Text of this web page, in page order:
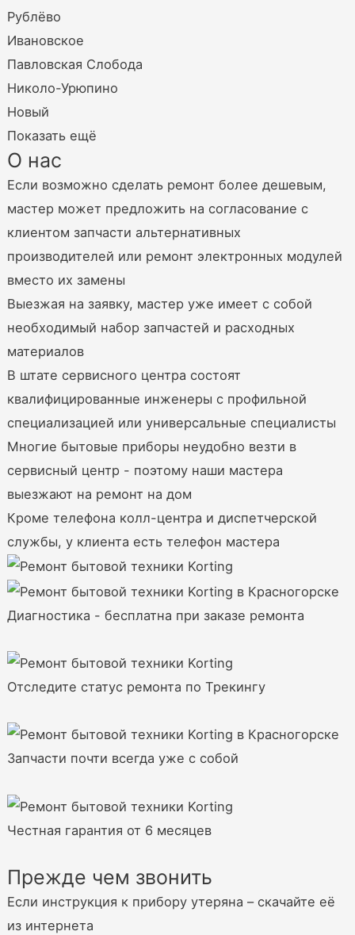
Рублёво
Ивановское
Павловская Слобода
Николо-Урюпино
Новый
Показать ещё
О нас
Если возможно сделать ремонт более дешевым,
мастер может предложить на согласование с
клиентом запчасти альтернативных
производителей или ремонт электронных модулей
вместо их замены
Выезжая на заявку, мастер уже имеет с собой
необходимый набор запчастей и расходных
материалов
В штате сервисного центра состоят
квалифицированные инженеры с профильной
специализацией или универсальные специалисты
Многие бытовые приборы неудобно везти в
сервисный центр - поэтому наши мастера
выезжают на ремонт на дом
Кроме телефона колл-центра и диспетчерской
службы, у клиента есть телефон мастера
Диагностика - бесплатна при заказе ремонта
Отследите статус ремонта по Трекингу
Запчасти почти всегда уже с собой
Честная гарантия от 6 месяцев
Прежде чем звонить
Если инструкция к прибору утеряна – скачайте её
из интернета